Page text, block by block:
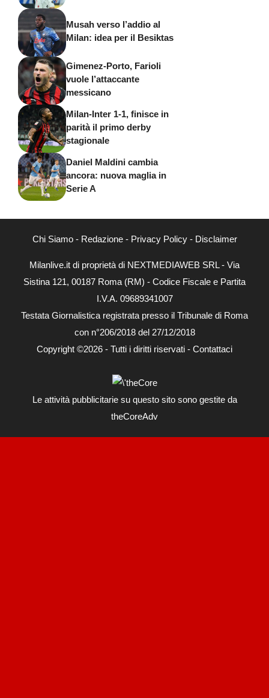
Musah verso l’addio al
Milan: idea per il Besiktas
Gimenez-Porto, Farioli
vuole l’attaccante
messicano
Milan-Inter 1-1, finisce in
parità il primo derby
stagionale
Daniel Maldini cambia
ancora: nuova maglia in
Serie A
Chi Siamo- Redazione- Privacy Policy- Disclaimer
Milanlive.it di proprietà di NEXTMEDIAWEB SRL - Via
Sistina 121, 00187 Roma (RM) - Codice Fiscale e Partita
I.V.A. 09689341007
Testata Giornalistica registrata presso il Tribunale di Roma
con n°206/2018 del 27/12/2018
Copyright ©2026 - Tutti i diritti riservati - Contattaci
Le attività pubblicitarie su questo sito sono gestite da
theCoreAdv